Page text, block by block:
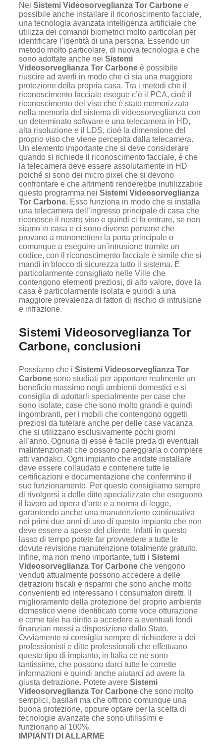
Nei Sistemi Videosorveglianza Tor Carbone e
possibile anche installare il riconoscimento facciale,
una tecnologia avanzata intelligenza artificiale che
utilizza dei comandi biometrici molto particolari per
identificare l’identità di una persona. Essendo un
metodo molto particolare, di nuova tecnologia e che
sono adottate anche nei Sistemi
Videosorveglianza Tor Carbone è possibile
riuscire ad averli in modo che ci sia una maggiore
protezione della propria casa. Tra i metodi che il
riconoscimento facciale esegue c’è il PCA, cioè il
riconoscimento del viso che è stato memorizzata
nella memoria del sistema di videosorveglianza con
un determinato software e una telecamera in HD,
alta risoluzione e il LDS, cioè la dimensione del
proprio viso che viene percepita dalla telecamera.
Un elemento importante che si deve considerare
quando si richiede il riconoscimento facciale, è che
la telecamera deve essere assolutamente in HD
poiché si sono dei micro pixel che si devono
confrontare e che altrimenti renderebbe inutilizzabile
questo programma nei Sistemi Videosorveglianza
Tor Carbone. Esso funziona in modo che si installa
una telecamera dell’ingresso principale di casa che
riconosce il nostro viso e quindi ci fa entrare, se non
siamo in casa e ci sono diverse persone che
provano a manomettere la porta principale o
comunque a eseguire un’intrusione tramite un
codice, con il riconoscimento facciale è simile che si
mandi in blocco di sicurezza tutto il sistema. È
particolarmente consigliato nelle Ville che
contengono elementi preziosi, di alto valore, dove la
casa è particolarmente isolata e quindi a una
maggiore prevalenza di fattori di rischio di intrusione
e infrazione.
Sistemi Videosorveglianza Tor
Carbone, conclusioni
Possiamo che i Sistemi Videosorveglianza Tor
Carbone sono studiati per apportare realmente un
beneficio massimo negli ambienti domestici e si
consiglia di adottarli specialmente per case che
sono isolate, case che sono molto grandi e quindi
ingombranti, per i mobili che contengono oggetti
preziosi da tutelare anche per delle case vacanza
che si utilizzano esclusivamente pochi giorni
all’anno. Ognuna di esse è facile preda di eventuali
malintenzionati che possono pareggiarla o compiere
atti vandalici. Ogni impianto che andate installare
deve essere collaudato e contenere tutte le
certificazioni e documentazione che confermino il
suo funzionamento. Per questo consigliamo sempre
di rivolgersi a delle ditte specializzate che eseguono
il lavoro ad opera d’arte e a norma di legge,
garantendo anche una manutenzione continuativa
nei primi due anni di uso di questo impianto che non
deve essere a spese del cliente. Infatti in questo
lasso di tempo potete far provvedere a tutte le
dovute revisione manutenzione totalmente gratuito.
Infine, ma non meno importante, tutti i Sistemi
Videosorveglianza Tor Carbone che vengono
venduti attualmente possono accedere a delle
detrazioni fiscali e risparmi che sono anche molto
convenienti ed interessano i consumatori diretti. Il
miglioramento della protezione del proprio ambiente
domestico viene identificato come voce otturazione
e come tale ha diritto a accedere a eventuali fondi
finanziari messi a disposizione dallo Stato.
Ovviamente si consiglia sempre di richiedere a dei
professionisti e ditte professionali che effettuano
questo tipo di impianto, in Italia ce ne sono
tantissime, che possono darci tutte le corrette
informazioni e quindi anche aiutarci ad avere la
giusta detrazione. Potete avere Sistemi
Videosorveglianza Tor Carbone che sono molto
semplici, basilari ma che offrono comunque una
buona protezione, oppure optare per la scelta di
tecnologie avanzate che sono utilissimi e
funzionano al 100%.
IMPIANTI DI ALLARME